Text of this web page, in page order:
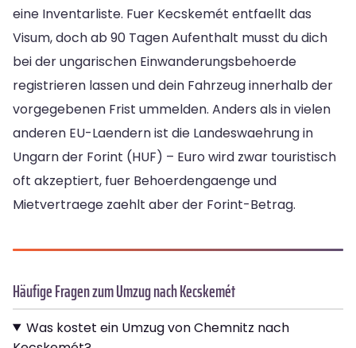
eine Inventarliste. Fuer Kecskemét entfaellt das
Visum, doch ab 90 Tagen Aufenthalt musst du dich
bei der ungarischen Einwanderungsbehoerde
registrieren lassen und dein Fahrzeug innerhalb der
vorgegebenen Frist ummelden. Anders als in vielen
anderen EU-Laendern ist die Landeswaehrung in
Ungarn der Forint (HUF) – Euro wird zwar touristisch
oft akzeptiert, fuer Behoerdengaenge und
Mietvertraege zaehlt aber der Forint-Betrag.
Häufige Fragen zum Umzug nach Kecskemét
Was kostet ein Umzug von Chemnitz nach